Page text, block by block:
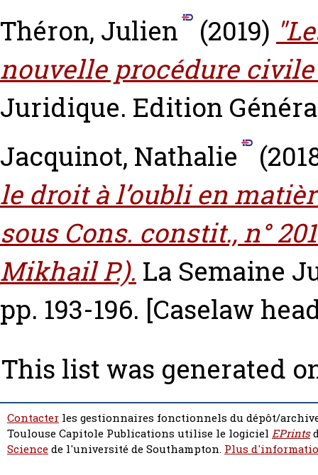
Théron, Julien
(2019)
nouvelle procédure
Juridique. Edition
Jacquinot, Nathalie
le droit à l’oubli en
sous Cons. constit., n°
Mikhail P.). La Semaine
pp. 193-196. [Caselaw
This list was generated
Contacter les gestionnaires fonctionnels du dépôt/
Toulouse Capitole Publications utilise le logiciel EPrints
Sciencede l'université de Southampton. Plus